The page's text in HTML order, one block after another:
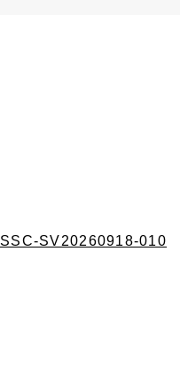
SV20260918-010